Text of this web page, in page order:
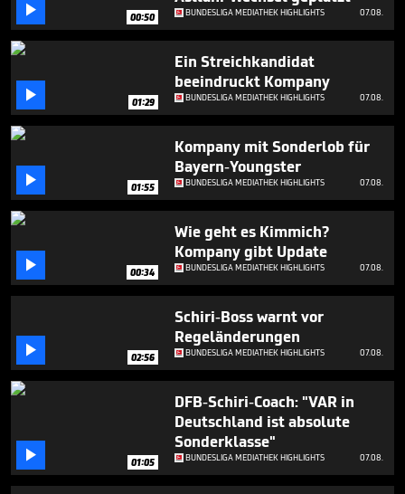
minutes,
1
second
 00:50 BUNDESLIGA MEDIATHEK HIGHLIGHTS 07.08.
 01:29
Ein Streichkandidat
beeindruckt Kompany
BUNDESLIGA MEDIATHEK HIGHLIGHTS 07.08.
 01:55
Kompany mit Sonderlob für
Bayern-Youngster
BUNDESLIGA MEDIATHEK HIGHLIGHTS 07.08.
 00:34
Wie geht es Kimmich?
Kompany gibt Update
BUNDESLIGA MEDIATHEK HIGHLIGHTS 07.08.
 02:56
Schiri-Boss warnt vor
Regeländerungen
BUNDESLIGA MEDIATHEK HIGHLIGHTS 07.08.
 01:05
DFB-Schiri-Coach: "VAR in
Deutschland ist absolute
Sonderklasse"
BUNDESLIGA MEDIATHEK HIGHLIGHTS 07.08.